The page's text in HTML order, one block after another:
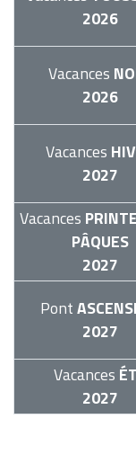
2026
Vacances
2026
Vacances
2027
Vacances
PÂQUES
2027
Pont
2027
Vacances
2027